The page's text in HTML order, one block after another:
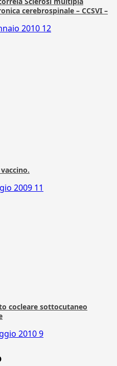
cerebrospinale – CCSVI –
2010 12
2009 11
cocleare sottocutaneo
20109